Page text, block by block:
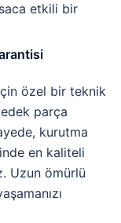
etkili bir
özel bir teknik
parça
kurutma
en kaliteli
Uzun ömürlü